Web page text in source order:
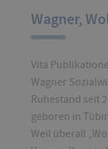
Wagner,
Vita
Wagner
Ruhestand seit
geboren in
Weil überall